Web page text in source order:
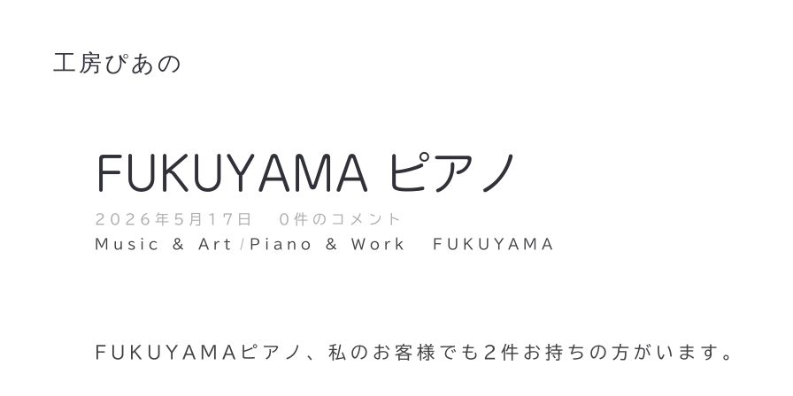
工房ぴあの
FUKUYAMA ピアノ
2026年5月17日
0件のコメント
Music & Art
Piano & Work FUKUYAMA
FUKUYAMAピアノ、私のお客様でも2件お持ちの方がいます。